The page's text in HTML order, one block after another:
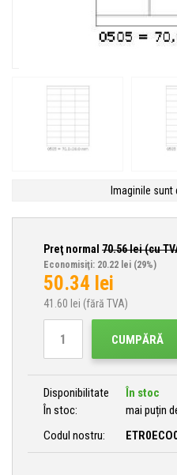
Imaginile sunt
Preţ normal 70.56lei (cu
Economisiţi: 20.22 lei (29%)
50.34 lei
41.60 lei (fără TVA)
CUMPĂRĂ
Disponibilitate
În stoc
În stoc:
mai puțin
Codul nostru: